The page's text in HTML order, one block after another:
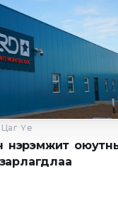
Цаг Үе
нэрэмжит
зарлагдлаа